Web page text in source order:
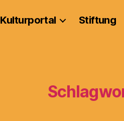
Kulturportal Stiftung